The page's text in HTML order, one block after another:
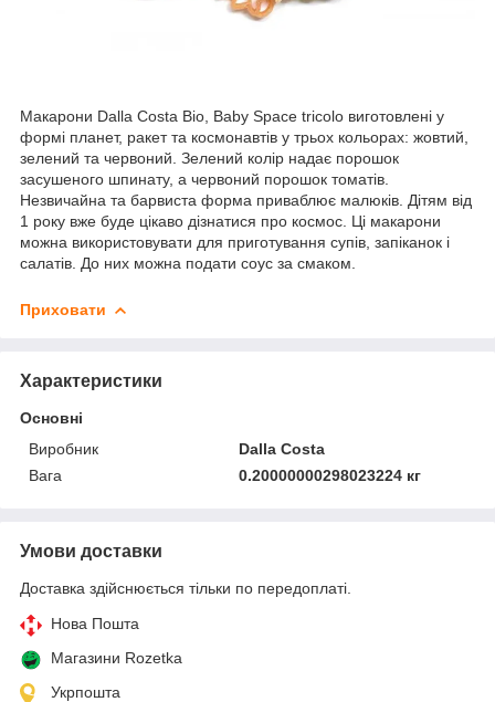
Макарони Dalla Costa Bio, Baby Space tricolo виготовлені у
формі планет, ракет та космонавтів у трьох кольорах: жовтий,
зелений та червоний. Зелений колір надає порошок
засушеного шпинату, а червоний порошок томатів.
Незвичайна та барвиста форма приваблює малюків. Дітям від
1 року вже буде цікаво дізнатися про космос. Ці макарони
можна використовувати для приготування супів, запіканок і
салатів. До них можна подати соус за смаком.
Приховати
Характеристики
Основні
Виробник
Dalla Costa
Вага
0.20000000298023224 кг
Умови доставки
Доставка здійснюється тільки по передоплаті.
Нова Пошта
Магазини Rozetka
Укрпошта